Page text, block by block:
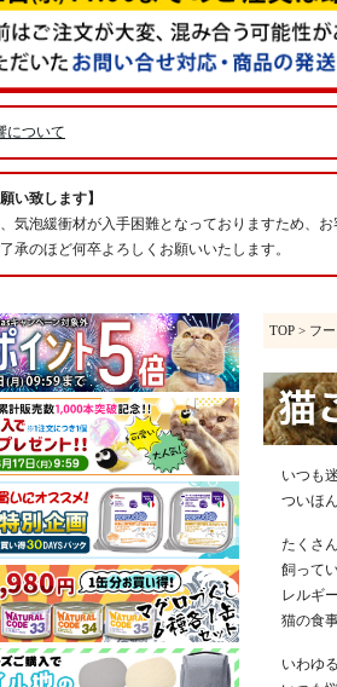
について
い致します】
気泡緩衝材が入手困難となっておりますため、
承のほど何卒よろしくお願いいたします。
TOP > フ
いつも
ついほ
たくさ
飼って
レルギー
猫の食
いわゆ